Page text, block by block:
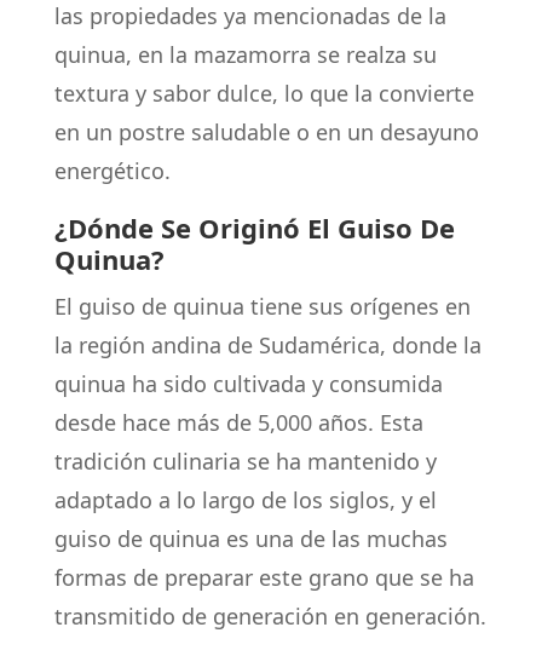
las propiedades ya mencionadas de la
quinua, en la mazamorra se realza su
textura y sabor dulce, lo que la convierte
en un postre saludable o en un desayuno
energético.
¿Dónde Se Originó El Guiso De
Quinua?
El guiso de quinua tiene sus orígenes en
la región andina de Sudamérica, donde la
quinua ha sido cultivada y consumida
desde hace más de 5,000 años. Esta
tradición culinaria se ha mantenido y
adaptado a lo largo de los siglos, y el
guiso de quinua es una de las muchas
formas de preparar este grano que se ha
transmitido de generación en generación.